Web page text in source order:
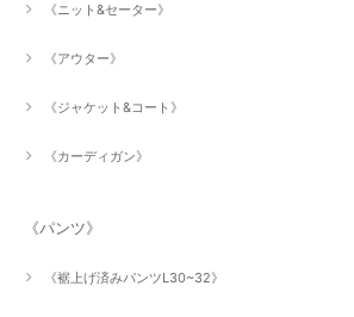
《ニット&セーター》
《アウター》
《ジャケット&コート》
《カーディガン》
《パンツ》
《裾上げ済みパンツL30~32》